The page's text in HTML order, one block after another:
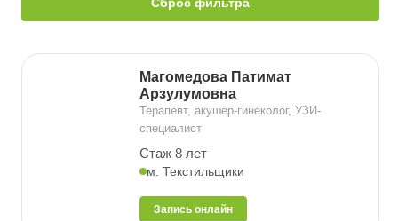
Магомедова Патимат
Арзулумовна
Терапевт, акушер-гинеколог, УЗИ-
специалист
Стаж 8 лет
м. Текстильщики
Запись онлайн